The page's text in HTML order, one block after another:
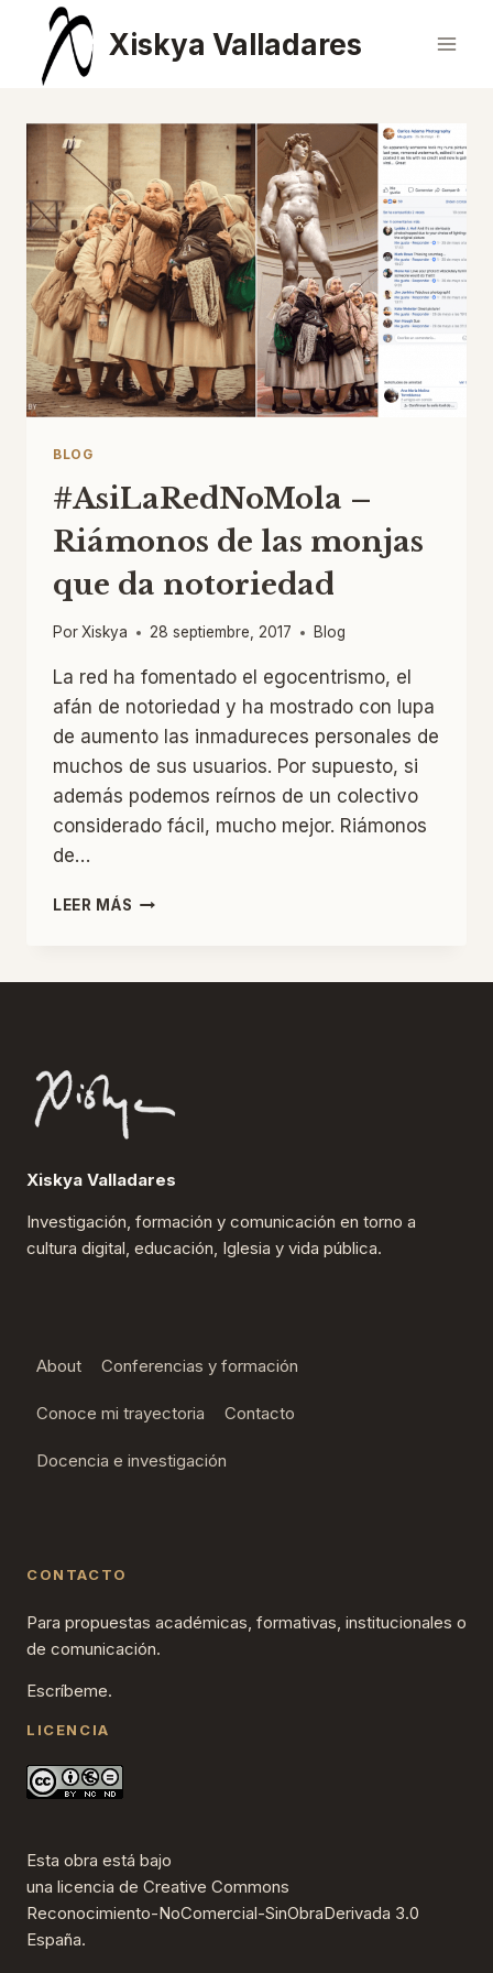
Saltar
contenido
Xiskya Valladares
BLOG
#AsiLaRedNoMola –
Riámonos de las monjas
que da notoriedad
PorXiskya 28 septiembre, 2017 Blog
La red ha fomentado el egocentrismo, el
afán de notoriedad y ha mostrado con lupa
de aumento las inmadureces personales de
muchos de sus usuarios. Por supuesto, si
además podemos reírnos de un colectivo
considerado fácil, mucho mejor. Riámonos
de…
LEER MÁS #ASILAREDNOMOLA
Xiskya Valladares
Investigación, formación y comunicación en torno a
cultura digital, educación, Iglesia y vida pública.
About Conferencias y formación
Conoce mi trayectoria Contacto
Docencia e investigación
CONTACTO
Para propuestas académicas, formativas, institucionales o
de comunicación.
Escríbeme.
LICENCIA
Esta obra está bajo
una licencia de Creative Commons
Reconocimiento-NoComercial-SinObraDerivada 3.0
España.